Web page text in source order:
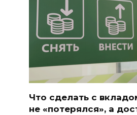
Что сделать с
не «потерялся», а